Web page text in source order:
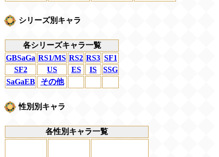
シリーズ別キャラ
各シリーズキャラ一覧
GBSaGa RS1/MS RS2 RS3 SF1
SF2
US ES IS
SSG
SaGaEB
その他
性別別キャラ
各性別キャラ一覧